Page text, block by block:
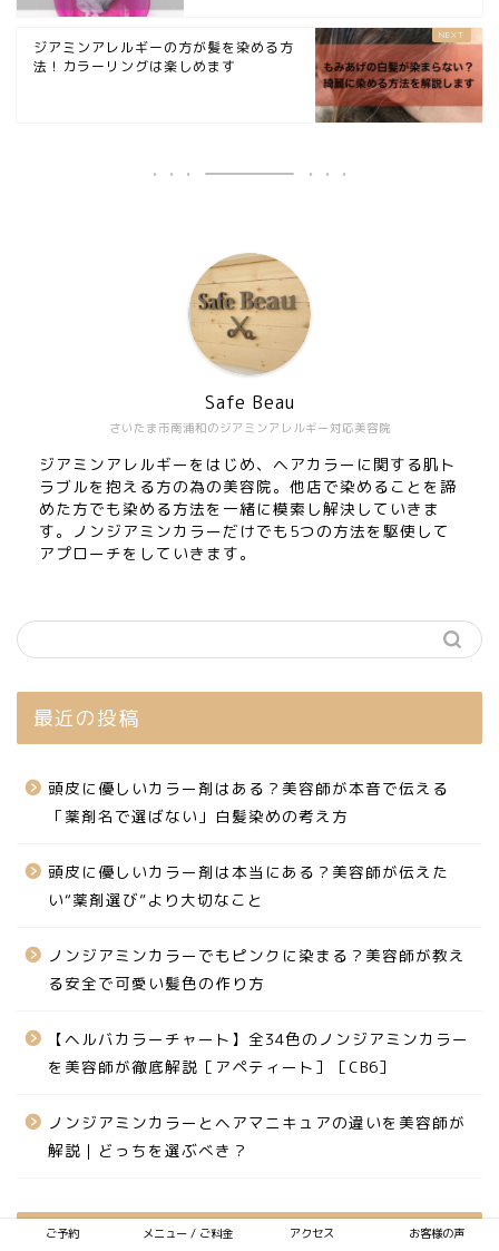
ジアミンアレルギーの方が髪を染める方
法！カラーリングは楽しめます
さいたま市南浦和のジアミンアレルギー対応美容院
Safe Beau
ジアミンアレルギーをはじめ、ヘアカラーに関する肌ト
ラブルを抱える方の為の美容院。他店で染めることを諦
めた方でも染める方法を一緒に模索し解決していきま
す。ノンジアミンカラーだけでも5つの方法を駆使して
アプローチをしていきます。
最近の投稿
頭皮に優しいカラー剤はある？美容師が本音で伝える
「薬剤名で選ばない」白髪染めの考え方
頭皮に優しいカラー剤は本当にある？美容師が伝えた
い“薬剤選び”より大切なこと
ノンジアミンカラーでもピンクに染まる？美容師が教え
る安全で可愛い髪色の作り方
【ヘルバカラーチャート】全34色のノンジアミンカラー
を美容師が徹底解説［アペティート］［CB6］
ノンジアミンカラーとヘアマニキュアの違いを美容師が
解説｜どっちを選ぶべき？
アーカイブ
ご予約 メニュー / ご料金 アクセス お客様の声